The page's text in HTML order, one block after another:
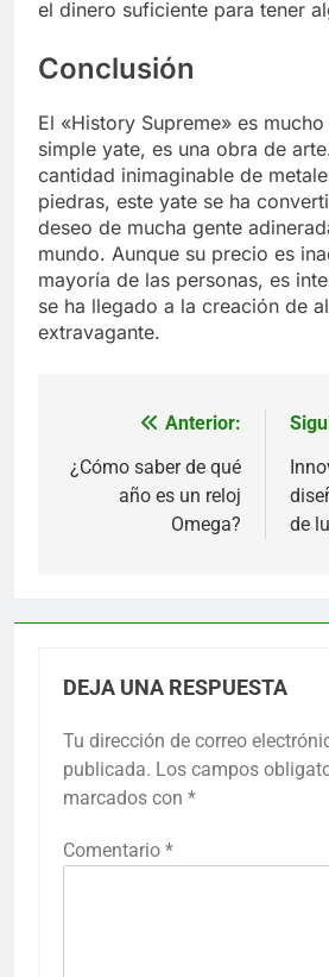
el dinero suficiente para tener
Conclusión
El «History Supreme» es
simple yate, es una obra de
cantidad inimaginable de
piedras, este yate se ha
deseo de mucha gente
mundo. Aunque su precio es
mayoría de las personas, es
se ha llegado a la creación de
extravagante.
Navegación
de
entradas
Anterior:
¿Cómo saber de qué
año es un reloj
Omega?
de
DEJA UNA RESPUESTA
Tu dirección de correo
publicada. Los campos
marcados con *
Comentario *